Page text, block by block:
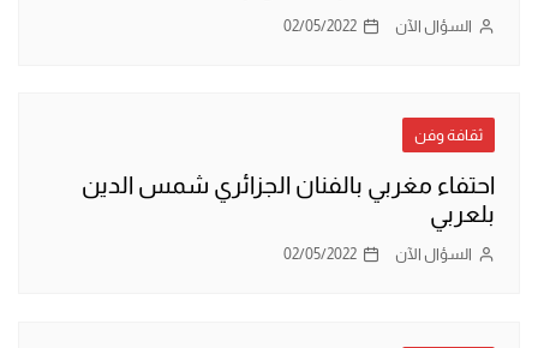
السؤال الآن 02/05/2022
ثقافة وفن
احتفاء مغربي بالفنان الجزائري شمس الدين
بلعربي
السؤال الآن 02/05/2022